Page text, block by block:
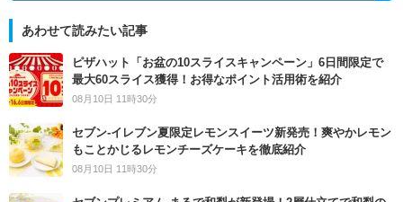
あわせて読みたい記事
ピザハット「お盆の10スライスキャンペーン」6日間限定で
最大60スライス獲得！お得なポイント活用術を紹介
08月10日 11時30分
セブン‐イレブン夏限定レモンスイーツ新発売！爽やかレモン
もことかじるレモンチーズケーキを徹底紹介
08月10日 11時30分